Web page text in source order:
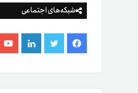
شبکه‌های اجتماعی
فیس
بوک
توییتر لینکدین